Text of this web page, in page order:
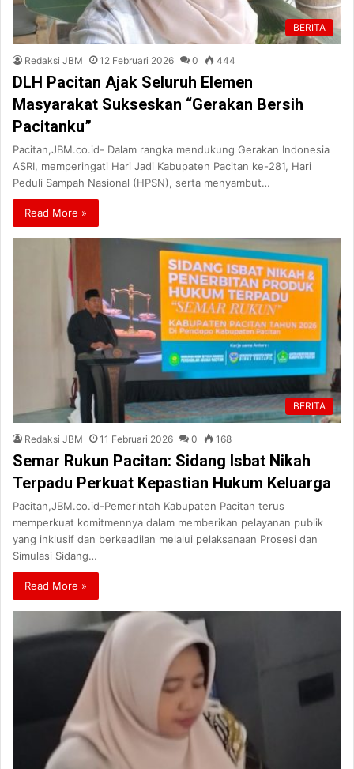
BERITA
Redaksi JBM 12 Februari 2026 0 444
DLH Pacitan Ajak Seluruh Elemen
Masyarakat Sukseskan “Gerakan Bersih
Pacitanku”
Pacitan,JBM.co.id- Dalam rangka mendukung Gerakan Indonesia
ASRI, memperingati Hari Jadi Kabupaten Pacitan ke-281, Hari
Peduli Sampah Nasional (HPSN), serta menyambut…
Read More »
BERITA
Redaksi JBM 11 Februari 2026 0 168
Semar Rukun Pacitan: Sidang Isbat Nikah
Terpadu Perkuat Kepastian Hukum Keluarga
Pacitan,JBM.co.id-Pemerintah Kabupaten Pacitan terus
memperkuat komitmennya dalam memberikan pelayanan publik
yang inklusif dan berkeadilan melalui pelaksanaan Prosesi dan
Simulasi Sidang…
Read More »